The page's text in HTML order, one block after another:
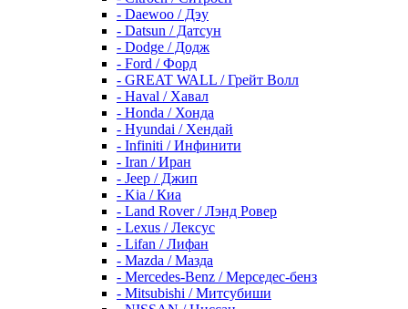
- Daewoo / Дэу
- Datsun / Датсун
- Dodge / Додж
- Ford / Форд
- GREAT WALL / Грейт Волл
- Haval / Хавал
- Honda / Хонда
- Hyundai / Хендай
- Infiniti / Инфинити
- Iran / Иран
- Jeep / Джип
- Kia / Киа
- Land Rover / Лэнд Ровер
- Lexus / Лексус
- Lifan / Лифан
- Mazda / Мазда
- Mercedes-Benz / Мерседес-бенз
- Mitsubishi / Митсубиши